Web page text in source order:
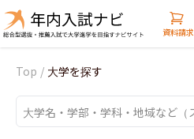
資料請求
Top / 大学を探す